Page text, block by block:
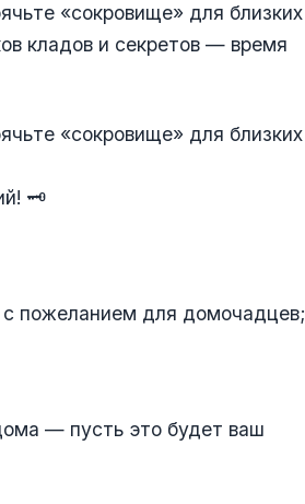
«сокровище» для близких
кладов и секретов — время
«сокровище» для близких
🗝
с пожеланием для домочадцев;
— пусть это будет ваш